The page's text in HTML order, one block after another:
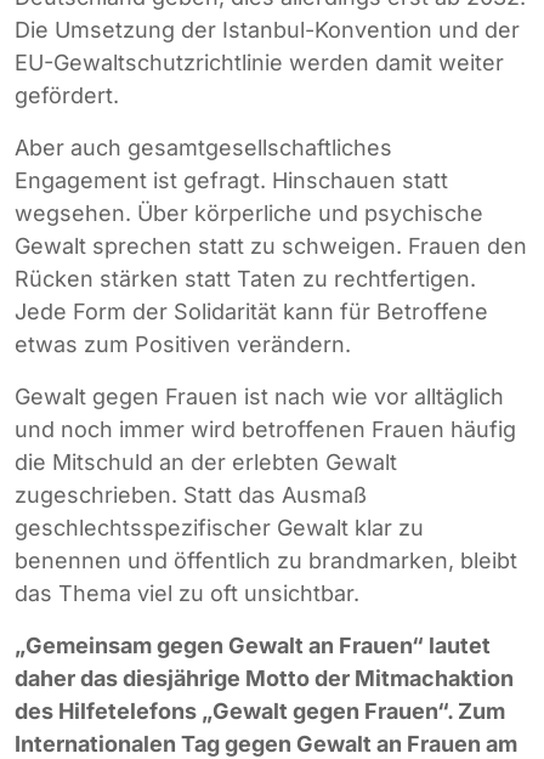
Die Umsetzung der Istanbul-Konvention und der
EU-Gewaltschutzrichtlinie werden damit weiter
gefördert.
Aber auch gesamtgesellschaftliches
Engagement ist gefragt. Hinschauen statt
wegsehen. Über körperliche und psychische
Gewalt sprechen statt zu schweigen. Frauen den
Rücken stärken statt Taten zu rechtfertigen.
Jede Form der Solidarität kann für Betroffene
etwas zum Positiven verändern.
Gewalt gegen Frauen ist nach wie vor alltäglich
und noch immer wird betroffenen Frauen häufig
die Mitschuld an der erlebten Gewalt
zugeschrieben. Statt das Ausmaß
geschlechtsspezifischer Gewalt klar zu
benennen und öffentlich zu brandmarken, bleibt
das Thema viel zu oft unsichtbar.
„Gemeinsam gegen Gewalt an Frauen“ lautet
daher das diesjährige Motto der Mitmachaktion
des Hilfetelefons „Gewalt gegen Frauen“. Zum
Internationalen Tag gegen Gewalt an Frauen am